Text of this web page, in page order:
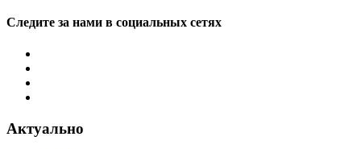
Следите за нами в социальных сетях
Актуально